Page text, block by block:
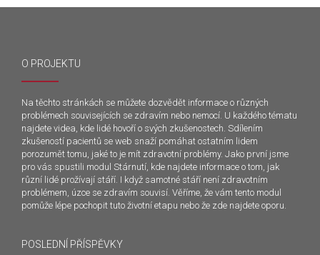
O PROJEKTU
Na těchto stránkách se můžete dozvědět informace o různých
problémech souvisejících se zdravím nebo nemocí. U každého tématu
najdete videa, kde lidé hovoří o svých zkušenostech. Sdílením
zkušeností pacientů se web snaží pomáhat ostatním lidem
porozumět tomu, jaké to je mít zdravotní problémy. Jako první jsme
pro vás spustili modul Stárnutí, kde najdete informace o tom, jak
různí lidé prožívají stáří. I když samotné stáří není zdravotním
problémem, úzce se zdravím souvisí. Věříme, že vám tento modul
pomůže lépe pochopit tuto životní etapu nebo že zde najdete oporu.
POSLEDNÍ PŘÍSPĚVKY